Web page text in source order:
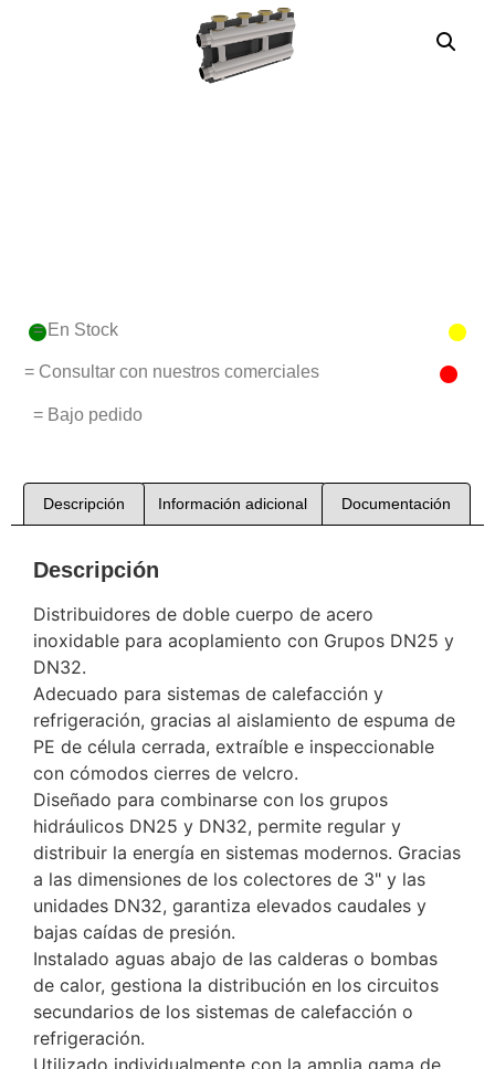
= En Stock
= Consultar con nuestros comerciales
= Bajo pedido
Descripción Información adicional Documentación
Descripción
Distribuidores de doble cuerpo de acero
inoxidable para acoplamiento con Grupos DN25 y
DN32.
Adecuado para sistemas de calefacción y
refrigeración, gracias al aislamiento de espuma de
PE de célula cerrada, extraíble e inspeccionable
con cómodos cierres de velcro.
Diseñado para combinarse con los grupos
hidráulicos DN25 y DN32, permite regular y
distribuir la energía en sistemas modernos. Gracias
a las dimensiones de los colectores de 3" y las
unidades DN32, garantiza elevados caudales y
bajas caídas de presión.
Instalado aguas abajo de las calderas o bombas
de calor, gestiona la distribución en los circuitos
secundarios de los sistemas de calefacción o
refrigeración.
Utilizado individualmente con la amplia gama de